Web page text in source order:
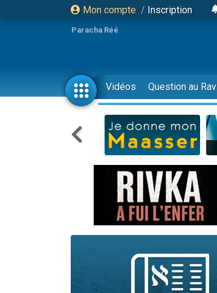
Mon compte / Inscription
Paracha Réé
Vidéos Question au Rav